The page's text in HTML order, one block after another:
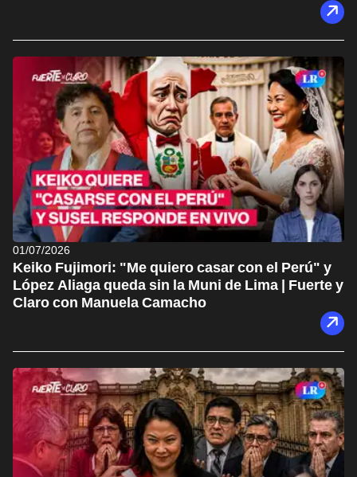
01/07/2026
Keiko Fujimori: "Me quiero casar con el Perú" y
López Aliaga queda sin la Muni de Lima | Fuerte y
Claro con Manuela Camacho